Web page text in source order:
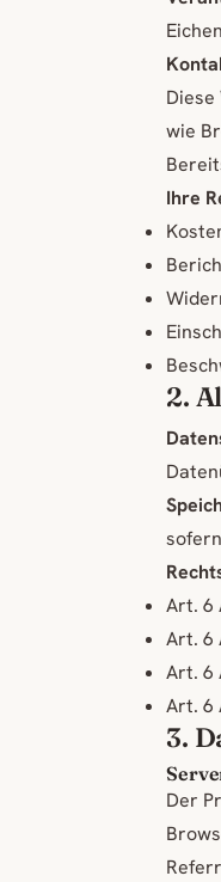
wie
Ihre
2.
Art. 6
Art. 6
Art. 6
Art. 6
3.
Der